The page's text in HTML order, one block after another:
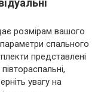
розмірам вашого
спального
представлені
увагу на